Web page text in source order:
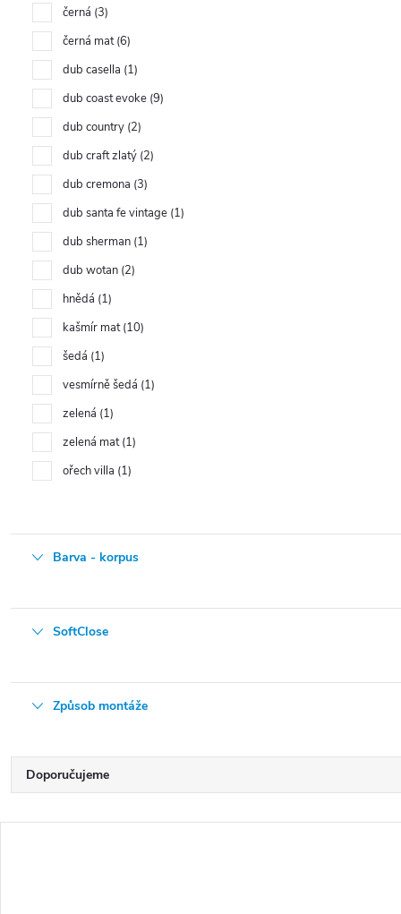
černá 3
černá mat 6
dub casella 1
dub coast evoke 9
dub country 2
dub craft zlatý 2
dub cremona 3
dub santa fe vintage 1
dub sherman 1
dub wotan 2
hnědá 1
kašmír mat 10
šedá 1
vesmírně šedá 1
zelená 1
zelená mat 1
ořech villa 1
Barva - korpus
SoftClose
Způsob montáže
a
z
Doporučujeme